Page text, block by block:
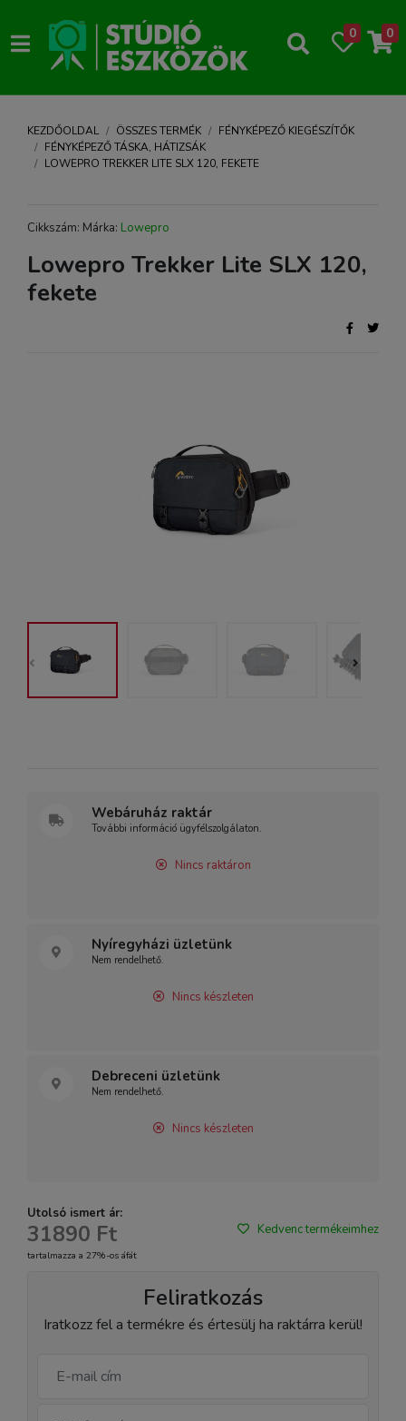
0 0
KEZDŐOLDAL ÖSSZES TERMÉK
FÉNYKÉPEZŐ KIEGÉSZÍTŐK
FÉNYKÉPEZŐ TÁSKA, HÁTIZSÁK
LOWEPRO TREKKER LITE SLX 120, FEKETE
Cikkszám: Márka: Lowepro
Lowepro Trekker Lite SLX 120,
fekete
Webáruház raktár
További információ ügyfélszolgálaton.
Nincs raktáron
Nyíregyházi üzletünk
Nem rendelhető.
Nincs készleten
Debreceni üzletünk
Nem rendelhető.
Nincs készleten
Utolsó ismert ár:
31890 Ft
tartalmazza a 27%-os áfát
Kedvenc termékeimhez
Feliratkozás
Iratkozz fel a termékre és értesülj ha raktárra kerül!